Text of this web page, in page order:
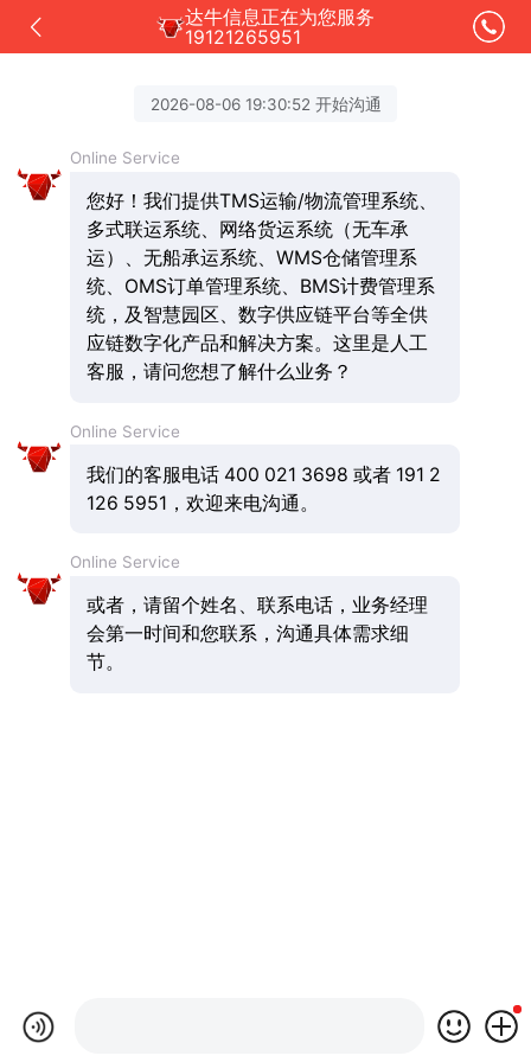
达牛信息正在为您服务
19121265951
2026-08-06 19:30:52 开始沟通
Online Service
您好！我们提供TMS运输/物流管理系统、
多式联运系统、网络货运系统（无车承
运）、无船承运系统、WMS仓储管理系
统、OMS订单管理系统、BMS计费管理系
统，及智慧园区、数字供应链平台等全供
应链数字化产品和解决方案。这里是人工
客服，请问您想了解什么业务？
Online Service
我们的客服电话 400 021 3698 或者 191 2
126 5951，欢迎来电沟通。
Online Service
或者，请留个姓名、联系电话，业务经理
会第一时间和您联系，沟通具体需求细
节。